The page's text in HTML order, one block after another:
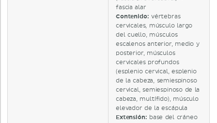
fascia alar
Contenido: vértebras
cervicales, músculo largo
del cuello, músculos
escalenos anterior, medio y
posterior, músculos
cervicales profundos
(esplenio cervical, esplenio
de la cabeza, semiespinoso
cervical, semiespinoso de la
cabeza, multífido), músculo
elevador de la escápula
Extensión: base del cráneo